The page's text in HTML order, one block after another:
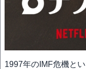
1997年のIMF危機と